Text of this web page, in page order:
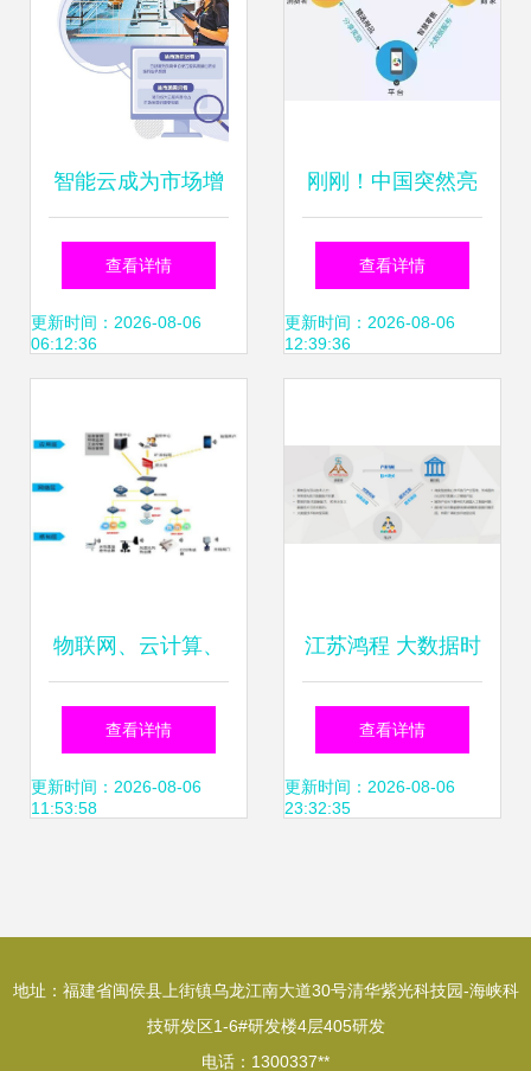
智能云成为市场增
长新动能，推动软
件开发展开新篇章
查看详情
更新时间：2026-08-06
06:12:36
刚刚！中国突然亮
剑，大数据服务领
域的未来十年将称
查看详情
更新时间：2026-08-06
12:39:36
物联网、云计算、
大数据、人工智能
的区分与关系探析
查看详情
更新时间：2026-08-06
11:53:58
江苏鸿程 大数据时
代软件开发的创新
与实践
查看详情
更新时间：2026-08-06
23:32:35
地址：福建省闽侯县上街镇乌龙江南大道30号清华紫光科技园-海峡科
技研发区1-6#研发楼4层405研发
电话：1300337**